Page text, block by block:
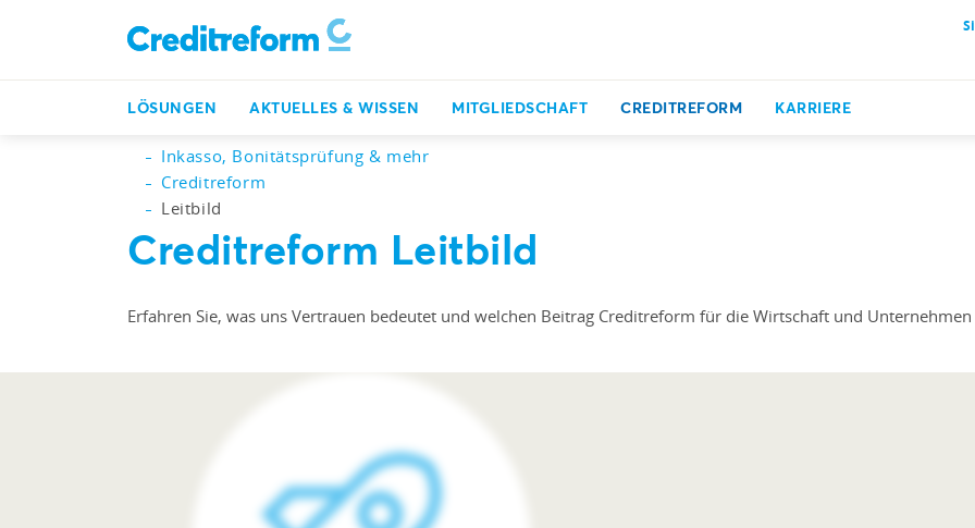
LÖSUNGEN AKTUELLES & WISSEN MITGLIEDSCHAFT CREDITREFORM KARRIERE
Inkasso, Bonitätsprüfung & mehr
Creditreform
Leitbild
Creditreform Leitbild
Erfahren Sie, was uns Vertrauen bedeutet und welchen Beitrag Creditreform für die Wirtschaft und